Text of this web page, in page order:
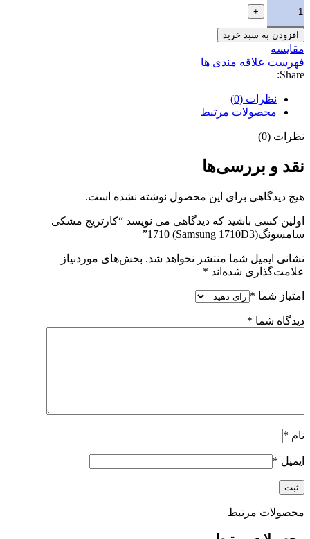
افزودن به سبد خرید
مقایسه
فهرست علاقه مندی ها
Share:
نظرات (0)
محصولات مرتبط
نظرات (0)
نقد و بررسی‌ها
هیچ دیدگاهی برای این محصول نوشته نشده است.
اولین کسی باشید که دیدگاهی می نویسد “کارتریج مشکی
سامسونگ(Samsung 1710D3) 1710”
نشانی ایمیل شما منتشر نخواهد شد. بخش‌های موردنیاز
علامت‌گذاری شده‌اند *
امتیاز شما *
دیدگاه شما *
نام *
ایمیل *
محصولات مرتبط